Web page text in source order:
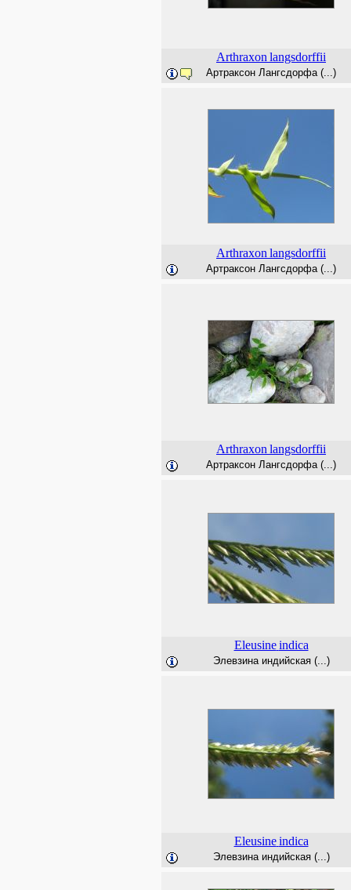
Arthraxon langsdorffii
Артраксон Лангсдорфа (...)
Arthraxon langsdorffii
Артраксон Лангсдорфа (...)
Arthraxon langsdorffii
Артраксон Лангсдорфа (...)
Eleusine indica
Элевзина индийская (...)
Eleusine indica
Элевзина индийская (...)